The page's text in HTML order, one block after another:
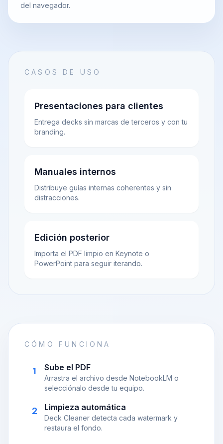
del navegador.
CASOS DE USO
Presentaciones para clientes
Entrega decks sin marcas de terceros y con tu
branding.
Manuales internos
Distribuye guías internas coherentes y sin
distracciones.
Edición posterior
Importa el PDF limpio en Keynote o
PowerPoint para seguir iterando.
CÓMO FUNCIONA
1 Sube el PDF
Arrastra el archivo desde NotebookLM o
selecciónalo desde tu equipo.
2 Limpieza automática
Deck Cleaner detecta cada watermark y
restaura el fondo.